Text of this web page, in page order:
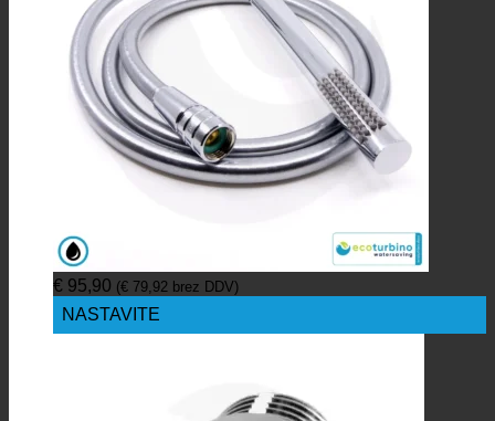
€ 95,90 (€ 79,92 brez DDV)
NASTAVITE